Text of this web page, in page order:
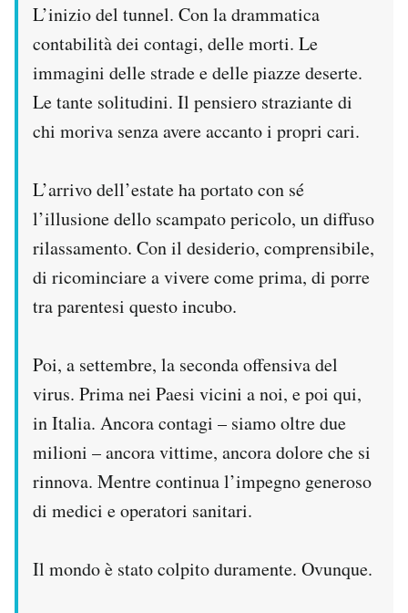
L’inizio del tunnel. Con la drammatica
contabilità dei contagi, delle morti. Le
immagini delle strade e delle piazze deserte.
Le tante solitudini. Il pensiero straziante di
chi moriva senza avere accanto i propri cari.
L’arrivo dell’estate ha portato con sé
l’illusione dello scampato pericolo, un diffuso
rilassamento. Con il desiderio, comprensibile,
di ricominciare a vivere come prima, di porre
tra parentesi questo incubo.
Poi, a settembre, la seconda offensiva del
virus. Prima nei Paesi vicini a noi, e poi qui,
in Italia. Ancora contagi – siamo oltre due
milioni – ancora vittime, ancora dolore che si
rinnova. Mentre continua l’impegno generoso
di medici e operatori sanitari.
Il mondo è stato colpito duramente. Ovunque.